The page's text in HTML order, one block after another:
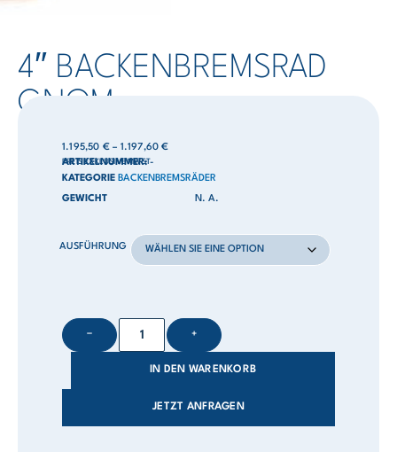
4″ BACKENBREMSRAD
GNOM
1.195,50 € – 1.197,60€
PREIS EXKLUSIVE MWST
ARTIKELNUMMER:-
KATEGORIE BACKENBREMSRÄDER
GEWICHT N. A.
AUSFÜHRUNG
− +
IN DEN WARENKORB
JETZT ANFRAGEN